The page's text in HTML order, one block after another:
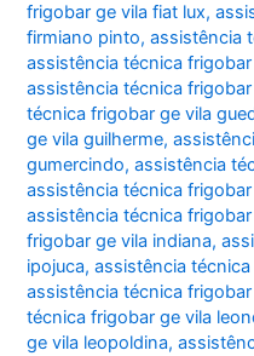
frigobar ge vila fiat lux,
firmiano pinto,assistência
assistência técnica
assistência técnica
técnica frigobar ge vila
ge vila guilherme,
gumercindo,assistência
assistência técnica
assistência técnica frigobar
frigobar ge vila indiana,
ipojuca,assistência
assistência técnica frigobar
técnica frigobar ge vila
ge vila leopoldina,